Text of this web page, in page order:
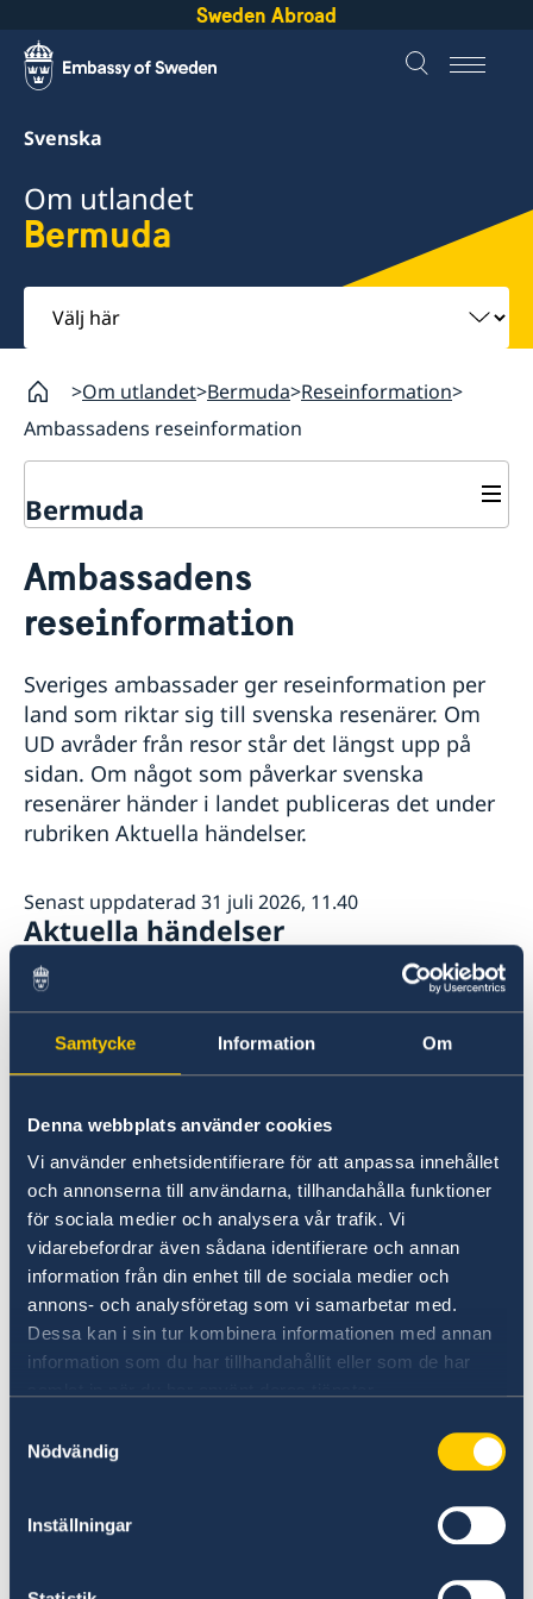
Samtycke Information Om
Denna webbplats använder cookies
Vi använder enhetsidentifierare för att anpassa innehållet
och annonserna till användarna, tillhandahålla funktioner
för sociala medier och analysera vår trafik. Vi
vidarebefordrar även sådana identifierare och annan
information från din enhet till de sociala medier och
annons- och analysföretag som vi samarbetar med.
Dessa kan i sin tur kombinera informationen med annan
information som du har tillhandahållit eller som de har
Nödvändig
Inställningar
Sweden Abroad
Svenska
Om utlandet
Bermuda
Välj
här
Om utlandet Bermuda Reseinformation
Ambassadens reseinformation
Bermuda
Hjälp till svenskar i Bermuda
Rösta i Bermuda
Pass i Bermuda
Reseinformation
Aktuella händelser
Ambassadens
reseinformation
Sveriges ambassader ger reseinformation per
land som riktar sig till svenska resenärer. Om
UD avråder från resor står det längst upp på
sidan. Om något som påverkar svenska
resenärer händer i landet publiceras det under
rubriken Aktuella händelser.
Senast uppdaterad 31 juli 2026, 11.40
Aktuella händelser
För närvarande finns inga aktuella händelser
att rapportera.
flygtrafiken
Minskad tillgång till flygbränsle till följd av
krisen i Mellanöstern leder till såväl större som
mindre störningar i flygtrafiken. Det är därför
viktigt att hålla sig informerad vid flygresor
utomlands, särskilt utanför EU.
Förutsättningarna kan ändras med kort varsel
som till exempel att flyg kan ställas in,
dirigeras om och biljettpriser plötsligt öka. Det
är därför angeläget att varje resenär har goda
och tid, för att kunna hantera dessa
osäkerheter i flygtrafiken.